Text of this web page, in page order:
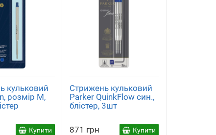
кульковий
розмір М,
Купити
Стрижень кульковий
Parker QuinkFlow син.,
блістер, 3шт
871 грн Купити